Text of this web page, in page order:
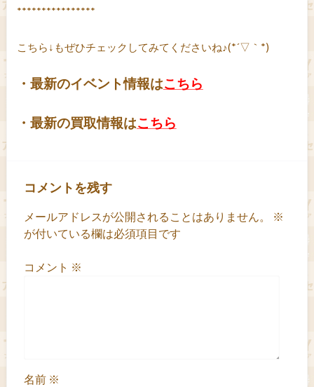
****************
こちら↓もぜひチェックしてみてくださいね♪(*´▽｀*)
・最新のイベント情報はこちら
・最新の買取情報はこちら
コメントを残す
メールアドレスが公開されることはありません。
※
が付いている欄は必須項目です
コメント ※
名前 ※